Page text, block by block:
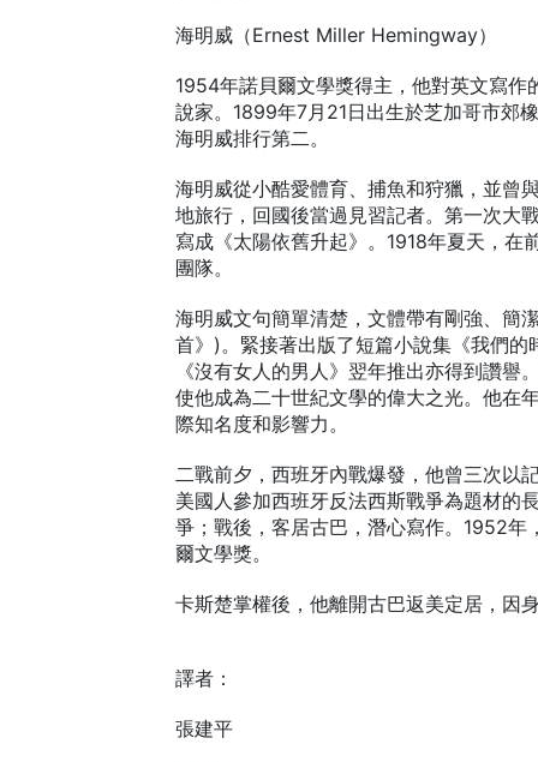
海明威（Ernest Miller Hemingway）
1954年諾貝爾文學獎得主，他對英文寫
說家。1899年7月21日出生於芝加哥市郊
海明威排行第二。
海明威從小酷愛體育、捕魚和狩獵，並曾
地旅行，回國後當過見習記者。第一次大
寫成《太陽依舊升起》。1918年夏天，
團隊。
海明威文句簡單清楚，文體帶有剛強、簡
首》)。緊接著出版了短篇小說集《我們
《沒有女人的男人》翌年推出亦得到讚譽
使他成為二十世紀文學的偉大之光。他在
際知名度和影響力。
二戰前夕，西班牙內戰爆發，他曾三次以
美國人參加西班牙反法西斯戰爭為題材的
爭；戰後，客居古巴，潛心寫作。1952
爾文學獎。
卡斯楚掌權後，他離開古巴返美定居，因
譯者：
張建平